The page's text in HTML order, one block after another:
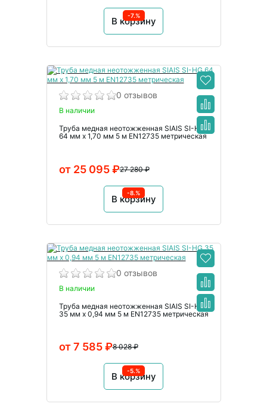
В корзину
-7.%
0 отзывов
В наличии
Труба медная неотожженная SIAIS SI-HG
64 мм x 1,70 мм 5 м EN12735 метрическая
27 280 ₽
от 25 095 ₽
В корзину
-8.%
0 отзывов
В наличии
Труба медная неотожженная SIAIS SI-HG
35 мм x 0,94 мм 5 м EN12735 метрическая
8 028 ₽
от 7 585 ₽
В корзину
-5.%